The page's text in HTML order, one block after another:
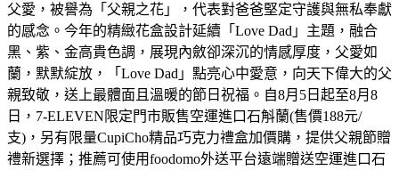
父愛，被譽為「父親之花」，代表對爸爸堅定守護與無私奉獻
的感念。今年的精緻花盒設計延續「Love Dad」主題，融合
黑、紫、金高貴色調，展現內斂卻深沉的情感厚度，父愛如
蘭，默默綻放，「Love Dad」點亮心中愛意，向天下偉大的父
親致敬，送上最體面且溫暖的節日祝福。自8月5日起至8月8
日，7-ELEVEN限定門市販售空運進口石斛蘭(售價188元/
支)，另有限量CupiCho精品巧克力禮盒加價購，提供父親節贈
禮新選擇；推薦可使用foodomo外送平台遠端贈送空運進口石